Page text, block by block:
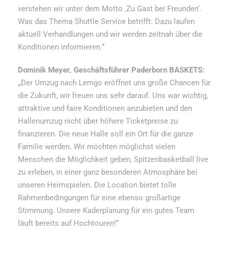
verstehen wir unter dem Motto ‚Zu Gast bei Freunden‘.
Was das Thema Shuttle Service betrifft: Dazu laufen
aktuell Verhandlungen und wir werden zeitnah über die
Konditionen informieren.“
Dominik Meyer, Geschäftsführer Paderborn BASKETS:
„Der Umzug nach Lemgo eröffnet uns große Chancen für
die Zukunft, wir freuen uns sehr darauf. Uns war wichtig,
attraktive und faire Konditionen anzubieten und den
Hallenumzug nicht über höhere Ticketpreise zu
finanzieren. Die neue Halle soll ein Ort für die ganze
Familie werden. Wir möchten möglichst vielen
Menschen die Möglichkeit geben, Spitzenbasketball live
zu erleben, in einer ganz besonderen Atmosphäre bei
unseren Heimspielen. Die Location bietet tolle
Rahmenbedingungen für eine ebenso großartige
Stimmung. Unsere Kaderplanung für ein gutes Team
läuft bereits auf Hochtouren!“